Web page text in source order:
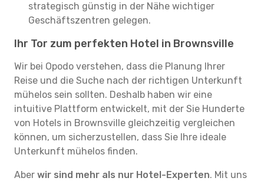
strategisch günstig in der Nähe wichtiger
Geschäftszentren gelegen.
Ihr Tor zum perfekten Hotel in Brownsville
Wir bei Opodo verstehen, dass die Planung Ihrer
Reise und die Suche nach der richtigen Unterkunft
mühelos sein sollten. Deshalb haben wir eine
intuitive Plattform entwickelt, mit der Sie Hunderte
von Hotels in Brownsville gleichzeitig vergleichen
können, um sicherzustellen, dass Sie Ihre ideale
Unterkunft mühelos finden.
Aber wir sind mehr als nur Hotel-Experten. Mit uns